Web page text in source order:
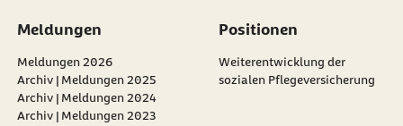
Meldungen
Meldungen 2026
Archiv | Meldungen 2025
Archiv | Meldungen 2024
Archiv | Meldungen 2023
Positionen
Weiterentwicklung der
sozialen Pflegeversicherung